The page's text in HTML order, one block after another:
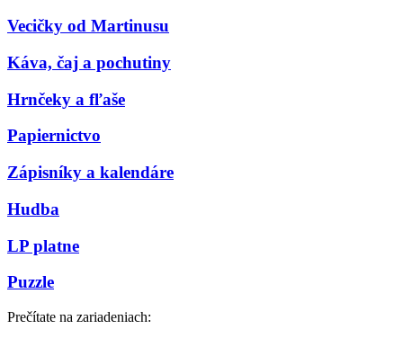
Vecičky od Martinusu
Káva, čaj a pochutiny
Hrnčeky a fľaše
Papiernictvo
Zápisníky a kalendáre
Hudba
LP platne
Puzzle
Prečítate na zariadeniach: